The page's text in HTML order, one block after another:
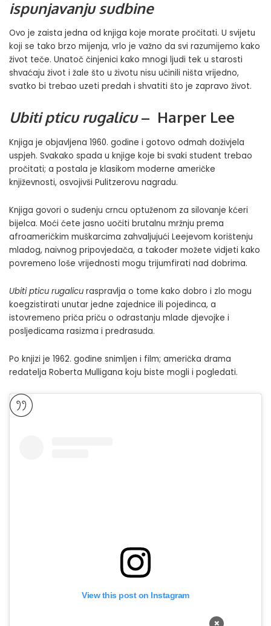
ispunjavanju sudbine
Ovo je zaista jedna od knjiga koje morate pročitati. U svijetu
koji se tako brzo mijenja, vrlo je važno da svi razumijemo kako
život teče. Unatoč činjenici kako mnogi ljudi tek u starosti
shvaćaju život i žale što u životu nisu učinili ništa vrijedno,
svatko bi trebao uzeti predah i shvatiti što je zapravo život.
Ubiti pticu rugalicu– Harper Lee
Knjiga je objavljena 1960. godine i gotovo odmah doživjela
uspjeh. Svakako spada u knjige koje bi svaki student trebao
pročitati; a postala je klasikom moderne američke
književnosti, osvojivši Pulitzerovu nagradu.
Knjiga govori o suđenju crncu optuženom za silovanje kćeri
bijelca. Moći ćete jasno uočiti brutalnu mržnju prema
afroameričkim muškarcima zahvaljujući Leejevom korištenju
mladog, naivnog pripovjedača, a također možete vidjeti kako
povremeno loše vrijednosti mogu trijumfirati nad dobrima.
Ubiti pticu rugalicu raspravlja o tome kako dobro i zlo mogu
koegzistirati unutar jedne zajednice ili pojedinca, a
istovremeno priča priču o odrastanju mlade djevojke i
posljedicama rasizma i predrasuda.
Po knjizi je 1962. godine snimljen i film; američka drama
redatelja Roberta Mulligana koju biste mogli i pogledati.
View this post on Instagram